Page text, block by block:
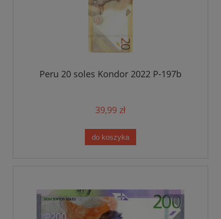
Peru 20 soles Kondor 2022 P-197b
39,99 zł
do koszyka